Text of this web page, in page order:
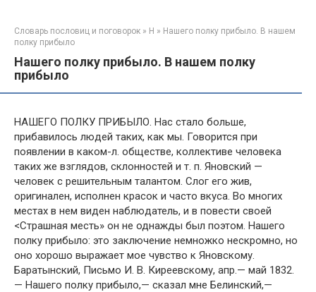
Словарь пословиц и поговорок » Н » Нашего полку прибыло. В нашем
полку прибыло
Нашего полку прибыло. В нашем полку
прибыло
НАШЕГО ПОЛКУ ПРИБЫЛО. Нас стало больше,
прибавилось людей таких, как мы. Говорится при
появлении в каком-л. обществе, коллективе человека
таких же взглядов, склонностей и т. п. Яновский —
человек с решительным талантом. Слог его жив,
оригинален, исполнен красок и часто вкуса. Во многих
местах в нем виден наблюдатель, и в повести своей
<Страшная месть» он не однажды был поэтом. Нашего
полку прибыло: это заключение немножко нескромно, но
оно хорошо выражает мое чувство к Яновскому.
Баратынский, Письмо И. В. Киреевскому, апр.— май 1832.
— Нашего полку прибыло,— сказал мне Белинский,—